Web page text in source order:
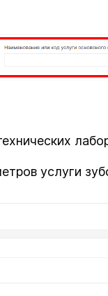
услуги